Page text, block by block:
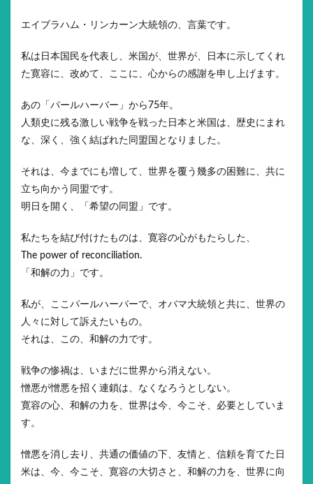
エイブラハム・リンカーン大統領の、言葉です。
私は日本国民を代表し、米国が、世界が、日本に示してくれ
た寛容に、改めて、ここに、心からの感謝を申し上げます。
あの「パールハーバー」から75年。
人類史に残る激しい戦争を戦った日本と米国は、歴史にまれ
な、深く、強く結ばれた同盟国となりました。
それは、今までにも増して、世界を覆う幾多の困難に、共に
立ち向かう同盟です。
明日を開く、「希望の同盟」です。
私たちを結び付けたものは、寛容の心がもたらした、
The power of reconciliation.
「和解の力」です。
私が、ここパールハーバーで、オバマ大統領と共に、世界の
人々に対して訴えたいもの。
それは、この、和解の力です。
戦争の惨禍は、いまだに世界から消えない。
憎悪が憎悪を招く連鎖は、なくなろうとしない。
寛容の心、和解の力を、世界は今、今こそ、必要としていま
す。
憎悪を消し去り、共通の価値の下、友情と、信頼を育てた日
米は、今、今こそ、寛容の大切さと、和解の力を、世界に向